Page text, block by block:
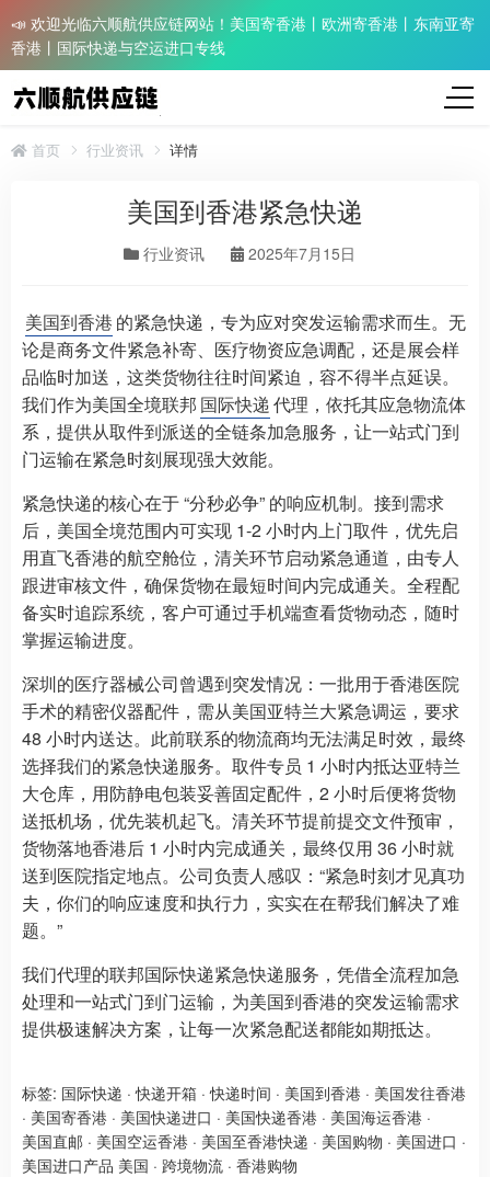
📣 欢迎光临六顺航供应链网站！美国寄香港丨欧洲寄香港丨东南亚寄
香港丨国际快递与空运进口专线
首页 行业资讯 详情
美国到香港紧急快递
行业资讯 2025年7月15日
美国到香港 的紧急快递，专为应对突发运输需求而生。无
论是商务文件紧急补寄、医疗物资应急调配，还是展会样
品临时加送，这类货物往往时间紧迫，容不得半点延误。
我们作为美国全境联邦 国际快递代理，依托其应急物流体
系，提供从取件到派送的全链条加急服务，让一站式门到
门运输在紧急时刻展现强大效能。
紧急快递的核心在于 “分秒必争” 的响应机制。接到需求
后，美国全境范围内可实现 1-2 小时内上门取件，优先启
用直飞香港的航空舱位，清关环节启动紧急通道，由专人
跟进审核文件，确保货物在最短时间内完成通关。全程配
备实时追踪系统，客户可通过手机端查看货物动态，随时
掌握运输进度。
深圳的医疗器械公司曾遇到突发情况：一批用于香港医院
手术的精密仪器配件，需从美国亚特兰大紧急调运，要求
48 小时内送达。此前联系的物流商均无法满足时效，最终
选择我们的紧急快递服务。取件专员 1 小时内抵达亚特兰
大仓库，用防静电包装妥善固定配件，2 小时后便将货物
送抵机场，优先装机起飞。清关环节提前提交文件预审，
货物落地香港后 1 小时内完成通关，最终仅用 36 小时就
送到医院指定地点。公司负责人感叹：“紧急时刻才见真功
夫，你们的响应速度和执行力，实实在在帮我们解决了难
题。”
我们代理的联邦国际快递紧急快递服务，凭借全流程加急
处理和一站式门到门运输，为美国到香港的突发运输需求
提供极速解决方案，让每一次紧急配送都能如期抵达。
标签: 国际快递 ·快递开箱 ·快递时间 · 美国到香港 · 美国发往香港
· 美国寄香港 · 美国快递进口 · 美国快递香港 · 美国海运香港 ·
美国直邮 · 美国空运香港 · 美国至香港快递 · 美国购物 · 美国进口 ·
美国进口产品 美国 · 跨境物流 · 香港购物